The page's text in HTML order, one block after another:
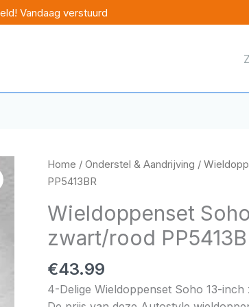
Vandaag verstuurd
Home / Onderstel & Aandrijving /
PP5413BR
Wieldoppenset
zwart/rood
€43.99
4-Delige Wieldoppenset Soho 13-